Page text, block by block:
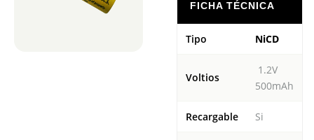
FICHA TÉCNICA
Tipo NiCD
Voltios
1.2V
500mAh
Recargable Si